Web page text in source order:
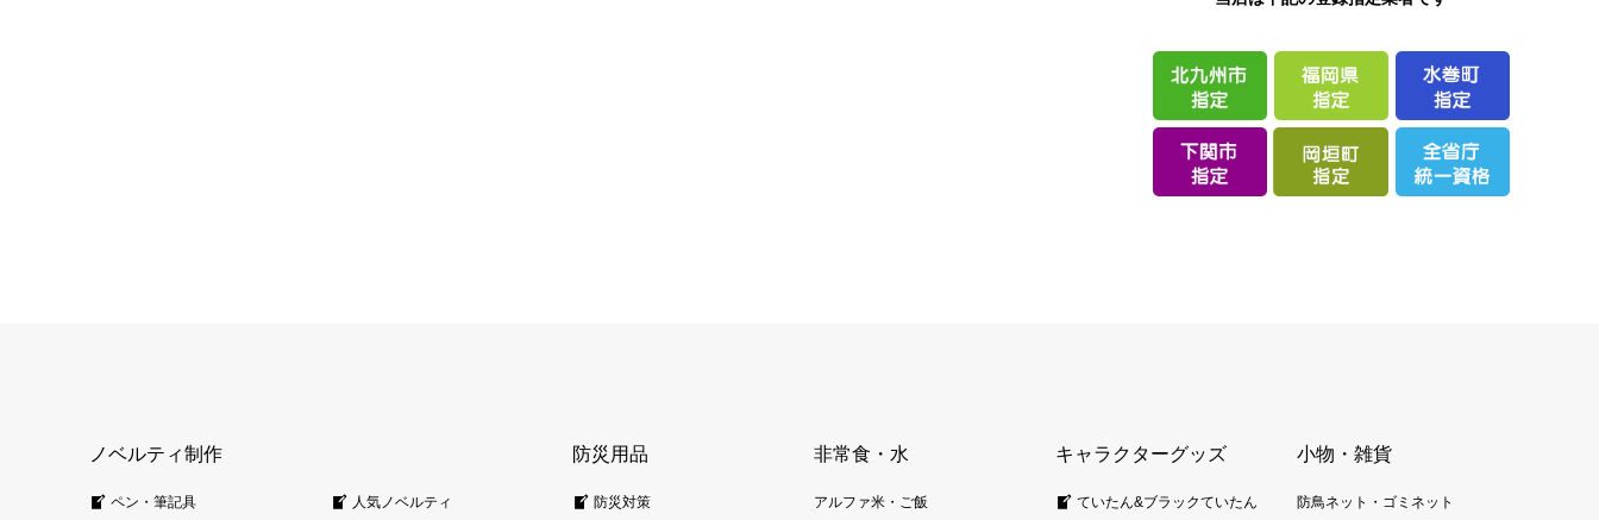
ノベルティ制作
ペン・筆記具 人気ノベルティ
防災用品
防災対策
非常食・水
アルファ米・ご飯
キャラクターグッズ
ていたん&ブラックていたん
小物・雑貨
防鳥ネット・ゴミネット